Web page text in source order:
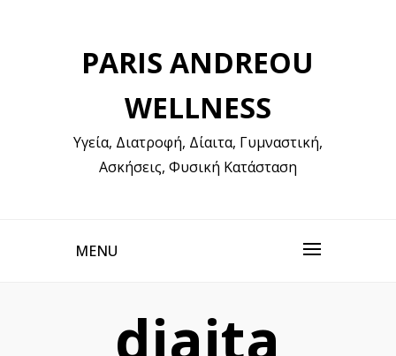
PARIS ANDREOU
WELLNESS
Υγεία, Διατροφή, Δίαιτα, Γυμναστική,
Ασκήσεις, Φυσική Κατάσταση
MENU
diaita